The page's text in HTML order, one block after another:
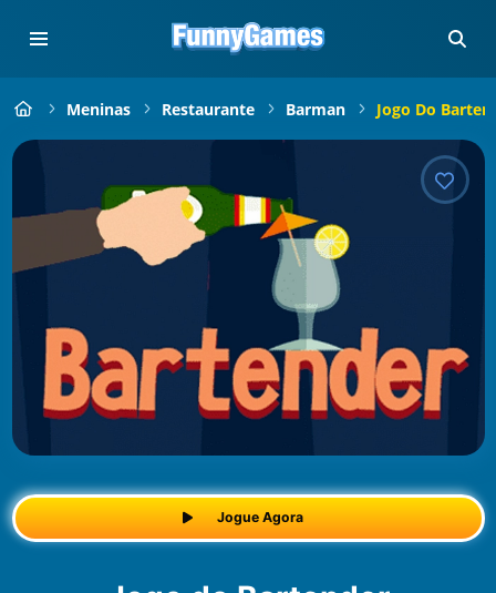
Meninas Restaurante Barman Jogo Do
Jogue Agora